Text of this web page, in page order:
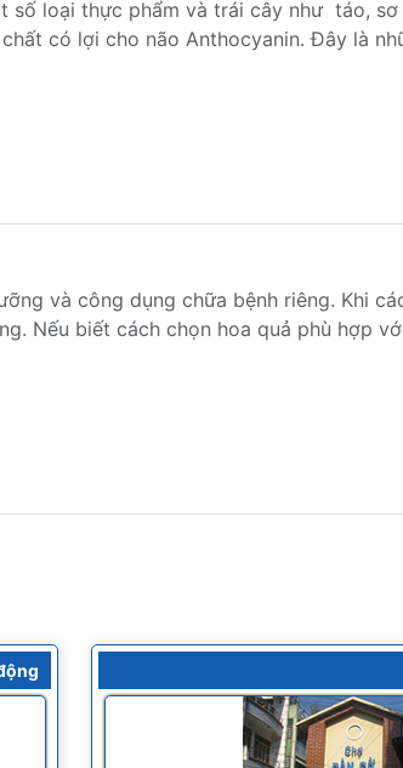
số loại thực phẩm và trái cây như táo, sơ
có lợi cho não Anthocyanin. Đây là
và công dụng chữa bệnh riêng. Khi
Nếu biết cách chọn hoa quả phù hợp